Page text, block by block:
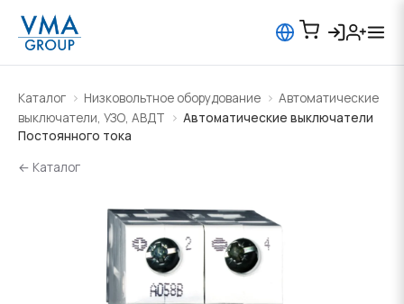
Каталог Низковольтное оборудование
Автоматические
выключатели, УЗО, АВДТ
Автоматические выключатели
Постоянного тока
← Каталог